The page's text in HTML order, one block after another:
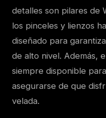
detalles son pilares de
los pinceles y lienzos
diseñado para
de alto nivel. Además,
siempre disponible
asegurarse de que
velada.